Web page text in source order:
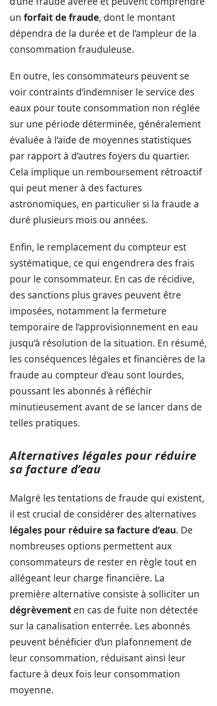
un forfait de fraude, dont le montant
dépendra de la durée et de l’ampleur de la
consommation frauduleuse.
En outre, les consommateurs peuvent se
voir contraints d’indemniser le service des
eaux pour toute consommation non réglée
sur une période déterminée, généralement
évaluée à l’aide de moyennes statistiques
par rapport à d’autres foyers du quartier.
Cela implique un remboursement rétroactif
qui peut mener à des factures
astronomiques, en particulier si la fraude a
duré plusieurs mois ou années.
Enfin, le remplacement du compteur est
systématique, ce qui engendrera des frais
pour le consommateur. En cas de récidive,
des sanctions plus graves peuvent être
imposées, notamment la fermeture
temporaire de l’approvisionnement en eau
jusqu’à résolution de la situation. En résumé,
les conséquences légales et financières de la
fraude au compteur d’eau sont lourdes,
poussant les abonnés à réfléchir
minutieusement avant de se lancer dans de
telles pratiques.
Alternatives légales pour réduire
sa facture d’eau
Malgré les tentations de fraude qui existent,
il est crucial de considérer des alternatives
légales pour réduire sa facture d’eau. De
nombreuses options permettent aux
consommateurs de rester en règle tout en
allégeant leur charge financière. La
première alternative consiste à solliciter un
dégrèvement en cas de fuite non détectée
sur la canalisation enterrée. Les abonnés
peuvent bénéficier d’un plafonnement de
leur consommation, réduisant ainsi leur
facture à deux fois leur consommation
moyenne.